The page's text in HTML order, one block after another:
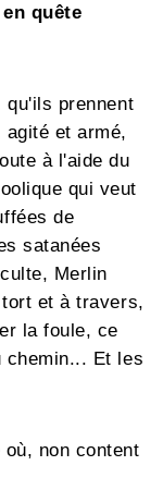
quête
qu'ils prennent
et armé,
à l'aide du
qui veut
de
satanées
Merlin
et à travers,
la foule, ce
chemin... Et les
non content